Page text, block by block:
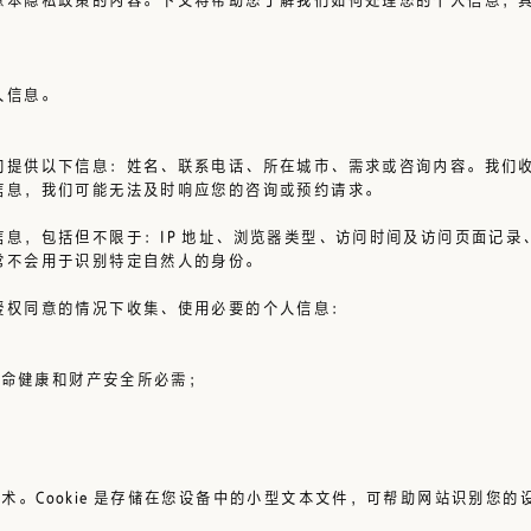
息。
提供以下信息：姓名、联系电话、所在城市、需求或咨询内容。我
，我们可能无法及时响应您的咨询或预约请求。
，包括但不限于：IP 地址、浏览器类型、访问时间及访问页面记
会用于识别特定自然人的身份。
同意的情况下收集、使用必要的个人信息：
健康和财产安全所必需；
。Cookie 是存储在您设备中的小型文本文件，可帮助网站识别您